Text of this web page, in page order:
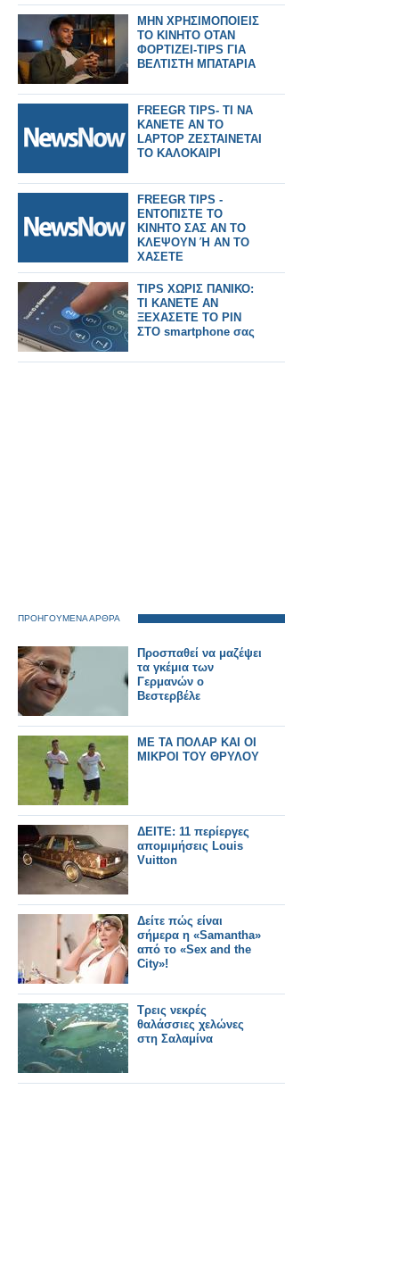
ΜΗΝ ΧΡΗΣΙΜΟΠΟΙΕΙΣ
ΤΟ ΚΙΝΗΤΟ ΟΤΑΝ
ΦΟΡΤΙΖΕΙ-TIPS ΓΙΑ
ΒΕΛΤΙΣΤΗ ΜΠΑΤΑΡΙΑ
FREEGR TIPS- ΤΙ ΝΑ
ΚΑΝΕΤΕ ΑΝ ΤΟ
LAPTOP ΖΕΣΤΑΙΝΕΤΑΙ
ΤΟ ΚΑΛΟΚΑΙΡΙ
FREEGR TIPS -
ΕΝΤΟΠΙΣΤΕ ΤΟ
ΚΙΝΗΤΟ ΣΑΣ ΑΝ ΤΟ
ΚΛΕΨΟΥΝ Ή ΑΝ ΤΟ
ΧΑΣΕΤΕ
TIPS ΧΩΡΙΣ ΠΑΝΙΚΟ:
ΤΙ ΚΑΝΕΤΕ ΑΝ
ΞΕΧΑΣΕΤΕ ΤΟ PIN
ΣΤΟ smartphone σας
ΠΡΟΗΓΟΥΜΕΝΑ ΑΡΘΡΑ
Προσπαθεί να μαζέψει
τα γκέμια των
Γερμανών ο
Βεστερβέλε
ΜΕ ΤΑ ΠΟΛΑΡ ΚΑΙ ΟΙ
ΜΙΚΡΟΙ ΤΟΥ ΘΡΥΛΟΥ
ΔΕΙΤΕ: 11 περίεργες
απομιμήσεις Louis
Vuitton
Δείτε πώς είναι
σήμερα η «Samantha»
από το «Sex and the
City»!
Τρεις νεκρές
θαλάσσιες χελώνες
στη Σαλαμίνα